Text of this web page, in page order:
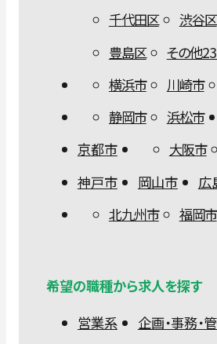
千代田区 渋谷区
豊島区
その他
横浜市
川崎市
静岡市
浜松市
京都市
大阪市
神戸市
岡山市
広
北九州市
福岡市
希望の職種から求人を探す
営業系
企画・事務・